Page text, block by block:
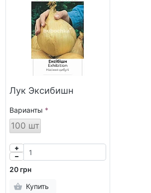
Лук Эксибишн
Варианты
100 шт
20 грн
Купить